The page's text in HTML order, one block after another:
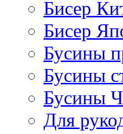
Бисер
Бисер
Бусины
Бусины
Бусины
Для